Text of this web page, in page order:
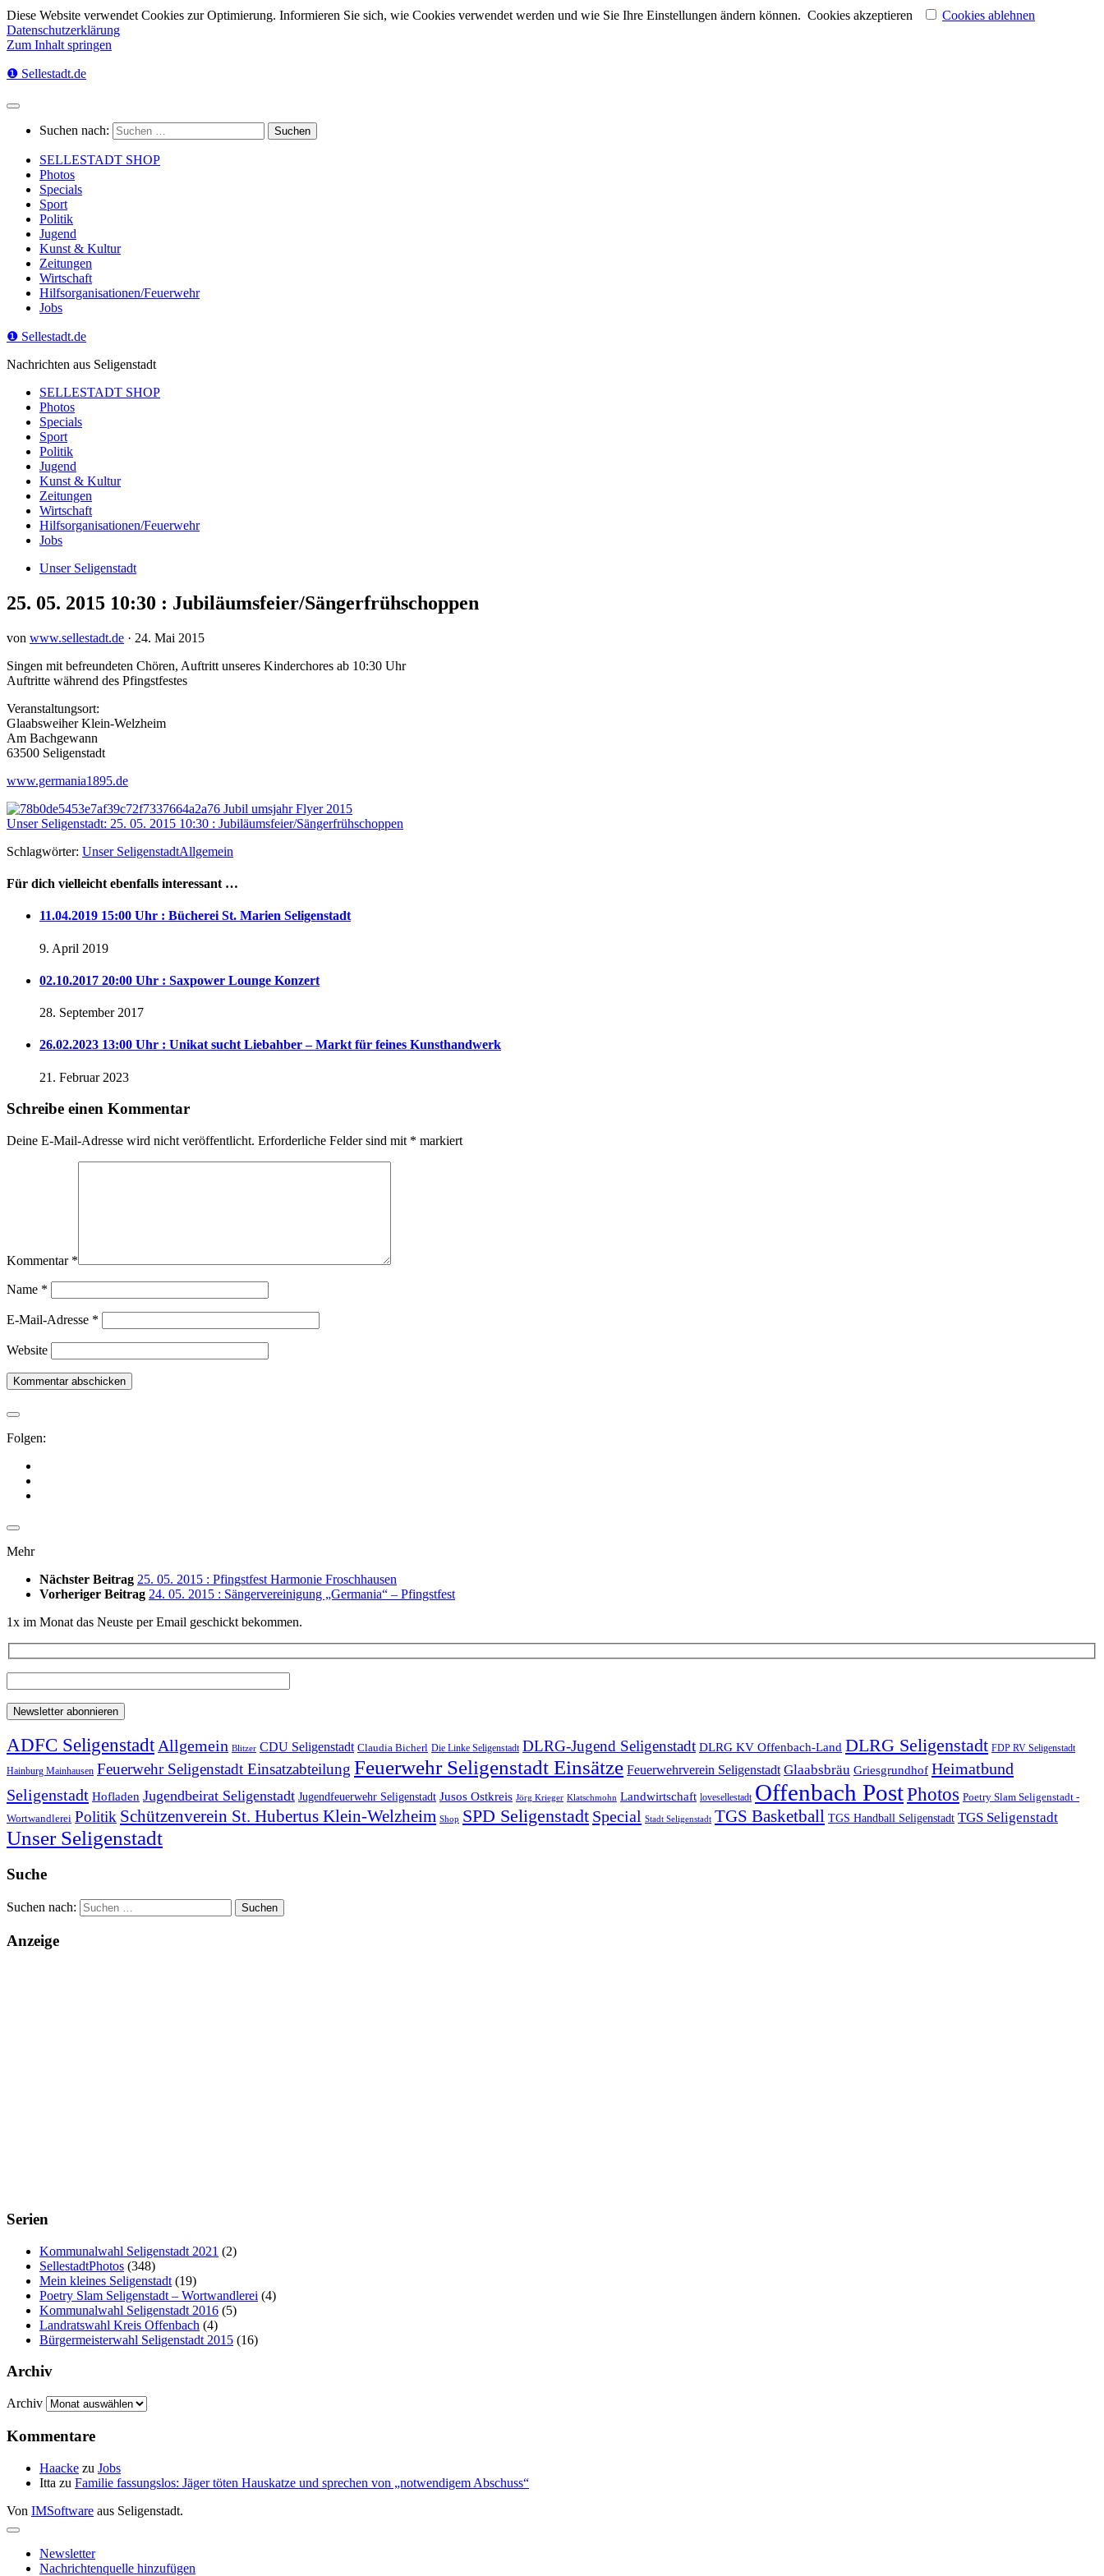
Diese Website verwendet Cookies zur Optimierung. Informieren Sie sich, wie Cookies verwendet werden und wie Sie Ihre Einstellungen ändern können. Cookies akzeptieren
Cookies ablehnen
Datenschutzerklärung
Zum Inhalt springen
❶ Sellestadt.de
Suchen nach:
SELLESTADT SHOP
Photos
Specials
Sport
Politik
Jugend
Kunst & Kultur
Zeitungen
Wirtschaft
Hilfsorganisationen/Feuerwehr
Jobs
❶ Sellestadt.de
Nachrichten aus Seligenstadt
SELLESTADT SHOP
Photos
Specials
Sport
Politik
Jugend
Kunst & Kultur
Zeitungen
Wirtschaft
Hilfsorganisationen/Feuerwehr
Jobs
Unser Seligenstadt
25. 05. 2015 10:30 : Jubiläumsfeier/Sängerfrühschoppen
von www.sellestadt.de · 24. Mai 2015
Singen mit befreundeten Chören, Auftritt unseres Kinderchores ab 10:30 Uhr
Auftritte während des Pfingstfestes
Veranstaltungsort:
Glaabsweiher Klein-Welzheim
Am Bachgewann
63500 Seligenstadt
www.germania1895.de
Unser Seligenstadt: 25. 05. 2015 10:30 : Jubiläumsfeier/Sängerfrühschoppen
Schlagwörter: Unser SeligenstadtAllgemein
Für dich vielleicht ebenfalls interessant …
11.04.2019 15:00 Uhr : Bücherei St. Marien Seligenstadt
9. April 2019
02.10.2017 20:00 Uhr : Saxpower Lounge Konzert
28. September 2017
26.02.2023 13:00 Uhr : Unikat sucht Liebahber – Markt für feines Kunsthandwerk
21. Februar 2023
Schreibe einen Kommentar
Deine E-Mail-Adresse wird nicht veröffentlicht. Erforderliche Felder sind mit * markiert
Kommentar *
Name *
E-Mail-Adresse *
Website
Folgen:
Mehr
Nächster Beitrag 25. 05. 2015 : Pfingstfest Harmonie Froschhausen
Vorheriger Beitrag 24. 05. 2015 : Sängervereinigung „Germania“ – Pfingstfest
1x im Monat das Neuste per Email geschickt bekommen.
ADFC SeligenstadtAllgemein Blitzer CDU Seligenstadt Claudia Bicherl Die Linke Seligenstadt DLRG-Jugend Seligenstadt DLRG KV Offenbach-Land DLRG Seligenstadt FDP RV Seligenstadt
Hainburg Mainhausen Feuerwehr Seligenstadt Einsatzabteilung Feuerwehr Seligenstadt Einsätze Feuerwehrverein Seligenstadt Glaabsbräu Griesgrundhof Heimatbund
Seligenstadt Hofladen Jugendbeirat Seligenstadt Jugendfeuerwehr Seligenstadt Jusos Ostkreis Jörg Krieger Klatschmohn Landwirtschaft lovesellestadt Offenbach PostPhotos Poetry Slam Seligenstadt -
Wortwandlerei Politik Schützenverein St. Hubertus Klein-Welzheim Shop SPD Seligenstadt Special Stadt Seligenstadt TGS Basketball TGS Handball Seligenstadt TGS Seligenstadt
Unser Seligenstadt
Suche
Suchen nach:
Anzeige
Serien
Kommunalwahl Seligenstadt 2021 (2)
SellestadtPhotos (348)
Mein kleines Seligenstadt (19)
Poetry Slam Seligenstadt – Wortwandlerei (4)
Kommunalwahl Seligenstadt 2016 (5)
Landratswahl Kreis Offenbach (4)
Bürgermeisterwahl Seligenstadt 2015 (16)
Archiv
Archiv
Kommentare
Haacke zu Jobs
Itta zu Familie fassungslos: Jäger töten Hauskatze und sprechen von „notwendigem Abschuss“
Von IMSoftware aus Seligenstadt.
Newsletter
Nachrichtenquelle hinzufügen